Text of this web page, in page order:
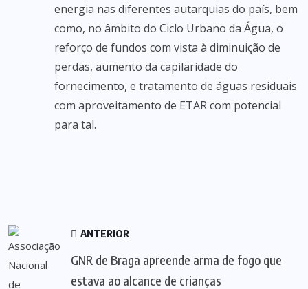
energia nas diferentes autarquias do país, bem
como, no âmbito do Ciclo Urbano da Água, o
reforço de fundos com vista à diminuição de
perdas, aumento da capilaridade do
fornecimento, e tratamento de águas residuais
com aproveitamento de ETAR com potencial
para tal.
ANTERIOR
GNR de Braga apreende arma de fogo que
estava ao alcance de crianças